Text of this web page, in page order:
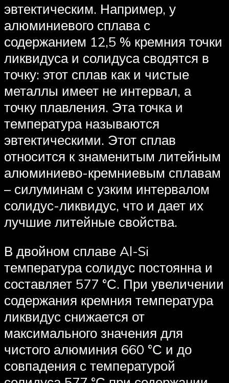
эвтектическим. Например, у
алюминиевого сплава с
содержанием 12,5 % кремния точки
ликвидуса и солидуса сводятся в
точку: этот сплав как и чистые
металлы имеет не интервал, а
точку плавления. Эта точка и
температура называются
эвтектическими. Этот сплав
относится к знаменитым литейным
алюминиево-кремниевым сплавам
– силуминам с узким интервалом
солидус-ликвидус, что и дает их
лучшие литейные свойства.
В двойном сплаве Al-Si
температура солидус постоянна и
составляет 577 °С. При увеличении
содержания кремния температура
ликвидус снижается от
максимального значения для
чистого алюминия 660 °С и до
совпадения с температурой